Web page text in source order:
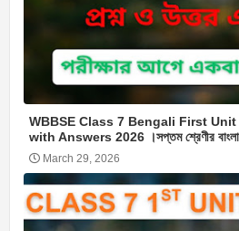
WBBSE Class 7 Bengali First
with Answers 2026 ।সপ্তম শ্রেণীর বাংলা
March 29, 2026